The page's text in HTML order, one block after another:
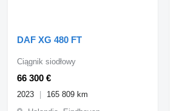
DAF XG 480 FT
66 300 €
Ciągnik siodłowy
2023
165 809 km